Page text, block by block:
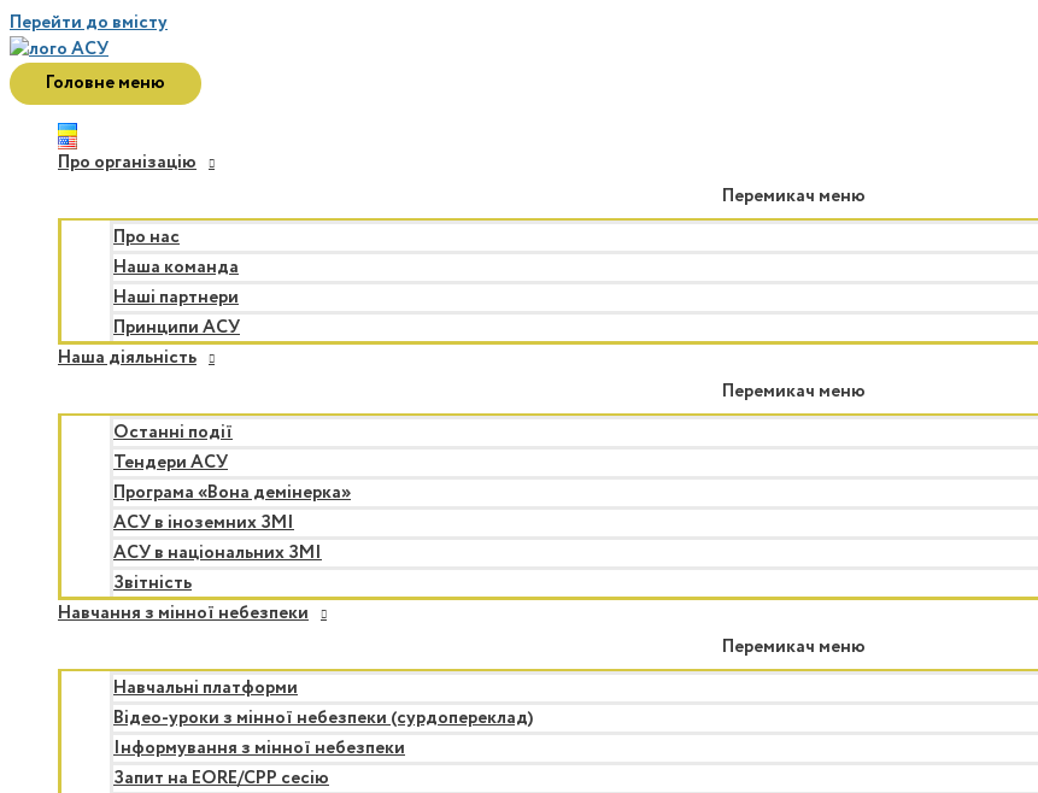
Перейти до вмісту
Головне меню
Про організацію
Перемикач меню
Про нас
Наша команда
Наші партнери
Принципи АСУ
Наша діяльність
Перемикач меню
Останні події
Тендери АСУ
Програма «Вона демінерка»
АСУ в іноземних ЗМІ
АСУ в національних ЗМІ
Звітність
Навчання з мінної небезпеки
Перемикач меню
Навчальні платформи
Відео-уроки з мінної небезпеки (сурдопереклад)
Інформування з мінної небезпеки
Запит на EORE/CPP сесію